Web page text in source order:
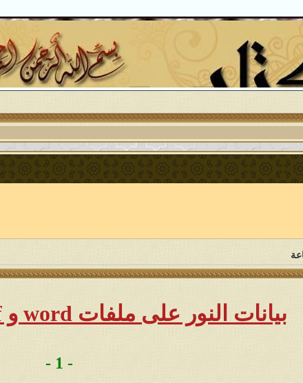
بيانات النور على ملفات word و pdf جاهزة للطباعة
-
1
-